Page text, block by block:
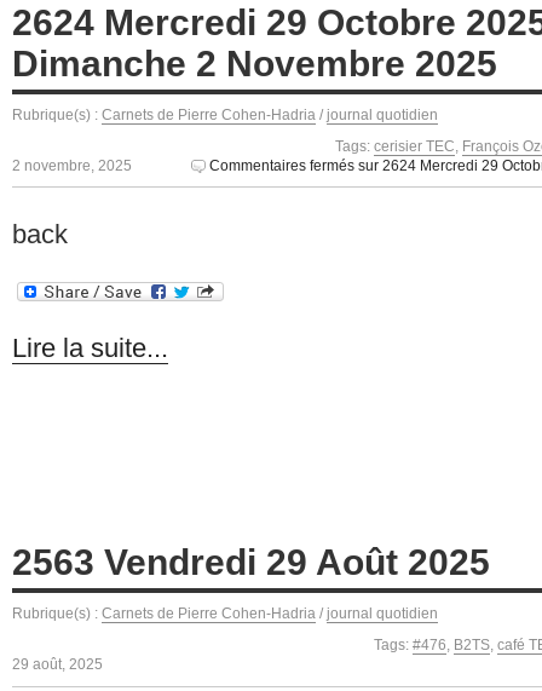
2624 Mercredi 29 Octobre
Dimanche 2 Novembre 2025
Rubrique(s) : Carnets de Pierre Cohen-Hadria / journal quotidien
Tags: cerisier TEC, François
2 novembre, 2025
Commentaires fermés sur 2624 Mercredi 29
back
Lire la suite...
2563 Vendredi 29 Août 2025
Rubrique(s) : Carnets de Pierre Cohen-Hadria / journal quotidien
Tags: #476 B2TS café
29 août, 2025